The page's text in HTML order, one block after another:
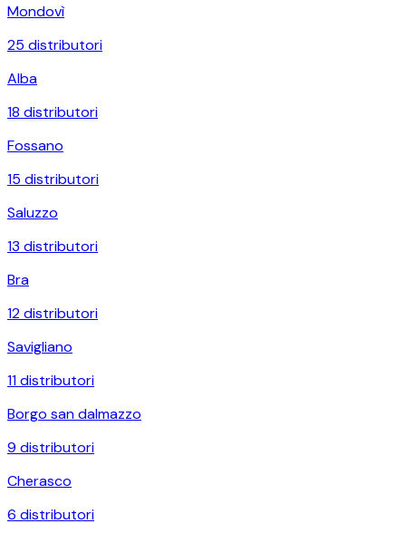
Mondovì
25 distributori
Alba
18 distributori
Fossano
15 distributori
Saluzzo
13 distributori
Bra
12distributori
Savigliano
11distributori
Borgo san dalmazzo
9 distributori
Cherasco
6 distributori